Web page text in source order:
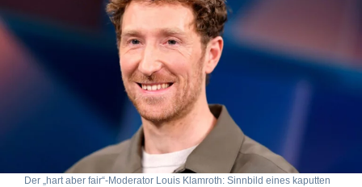
Der „hart aber fair“-Moderator Louis Klamroth: Sinnbild eines kaputten